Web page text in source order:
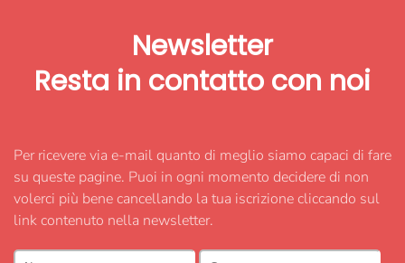
Newsletter
Resta in contatto con noi
Per ricevere via e-mail quanto di meglio siamo capaci di fare
su queste pagine. Puoi in ogni momento decidere di non
volerci più bene cancellando la tua iscrizione cliccando sul
link contenuto nella newsletter.